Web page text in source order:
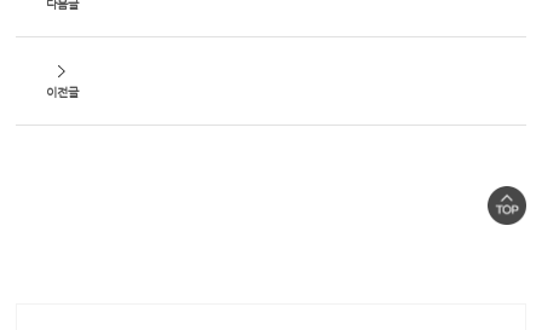
다음글
이전글